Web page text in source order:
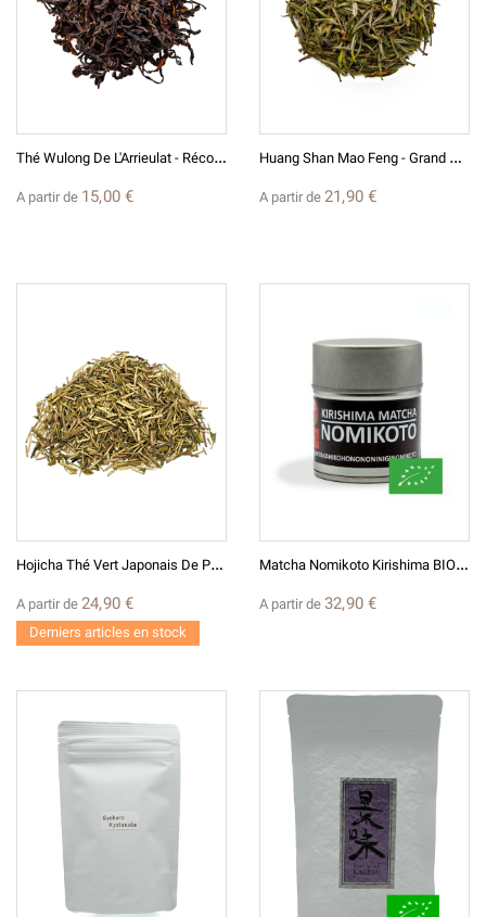
T
Hé Wulong De L'Arrieulat - Récolte 2026 - Produit En France
A partir de 15,00 €
H
Uang Shan Mao Feng - Grand Cru - Anhui - Thé Vert De Chine 2026
A partir de 21,90 €
H
Ojicha Thé Vert Japonais De Printemps Grillé
A partir de 24,90 €
Derniers articles en stock
M
Atcha Nomikoto Kirishima BIO* Thé Vert Japonais Broyé En Poudre
A partir de 32,90 €